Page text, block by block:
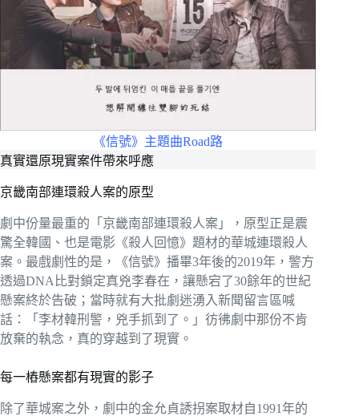
《信號》主題曲Road路
真實還原現實案件帶來呼應
京畿南部連環殺人案的原型
劇中份量最重的「京畿南部連環殺人案」，原型正是震
驚全韓國、也是電影《殺人回憶》題材的華城連環殺人
案。最戲劇性的是，《信號》播畢3年後的2019年，警方
透過DNA比對鎖定真兇李春在，讓懸宕了30餘年的世紀
懸案終於告破；當時就有大批劇迷湧入新聞留言區喊
話：「李材韓刑警，兇手抓到了。」彷彿劇中那份不肯
放棄的執念，真的穿越到了現實。
每一樁懸案都有現實的影子
除了華城案之外，劇中的金允貞誘拐案取材自1991年的